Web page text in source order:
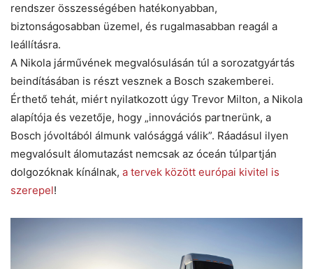
rendszer összességében hatékonyabban,
biztonságosabban üzemel, és rugalmasabban reagál a
leállításra.
A Nikola járművének megvalósulásán túl a sorozatgyártás
beindításában is részt vesznek a Bosch szakemberei.
Érthető tehát, miért nyilatkozott úgy Trevor Milton, a Nikola
alapítója és vezetője, hogy „innovációs partnerünk, a
Bosch jóvoltából álmunk valósággá válik”. Ráadásul ilyen
megvalósult álomutazást nemcsak az óceán túlpartján
dolgozóknak kínálnak, a tervek között európai kivitel is
szerepel!